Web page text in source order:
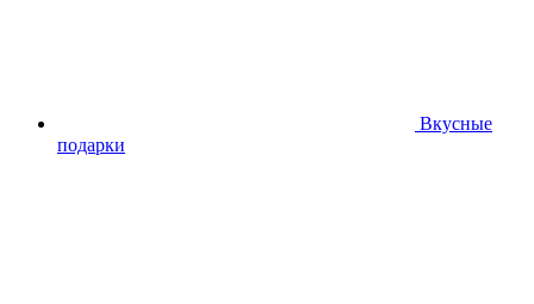
Вкусные
подарки